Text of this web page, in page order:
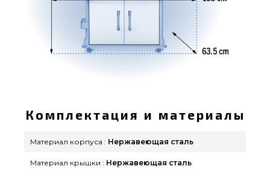
Комплектация и материалы
Материал корпуса : Нержавеющая сталь
Материал крышки : Нержавеющая сталь